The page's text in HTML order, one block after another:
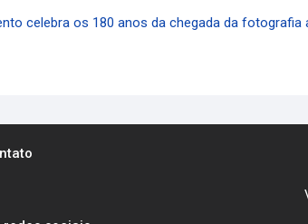
celebra os 180 anos da chegada da fotografia